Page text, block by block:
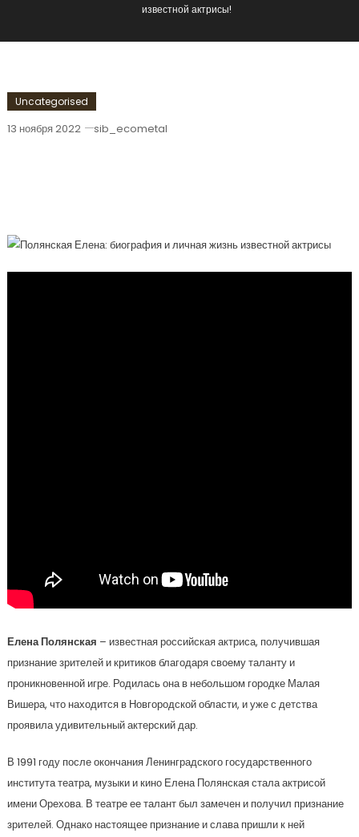
известной актрисы!
Uncategorised
13 ноября 2022 sib_ecometal
Елена Полянская – известная российская актриса, получившая
признание зрителей и критиков благодаря своему таланту и
проникновенной игре. Родилась она в небольшом городке Малая
Вишера, что находится в Новгородской области, и уже с детства
проявила удивительный актерский дар.
В 1991 году после окончания Ленинградского государственного
института театра, музыки и кино Елена Полянская стала актрисой
имени Орехова. В театре ее талант был замечен и получил признание
зрителей. Однако настоящее признание и слава пришли к ней